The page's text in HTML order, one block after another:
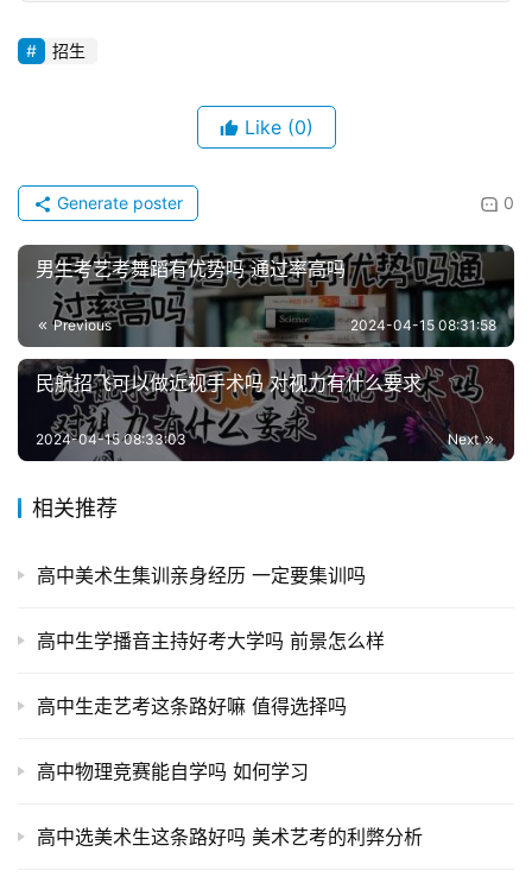
招生
Like (0)
0
Generate poster
男生考艺考舞蹈有优势吗 通过率高吗
Previous 2024-04-15 08:31:58
民航招飞可以做近视手术吗 对视力有什么要求
Next
2024-04-15 08:33:03
相关推荐
高中美术生集训亲身经历 一定要集训吗
高中生学播音主持好考大学吗 前景怎么样
高中生走艺考这条路好嘛 值得选择吗
高中物理竞赛能自学吗 如何学习
高中选美术生这条路好吗 美术艺考的利弊分析